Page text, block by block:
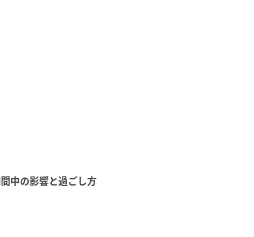
中の影響と過ごし方